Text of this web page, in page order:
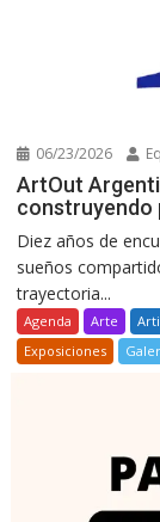
06/23/2026
ArtOut
construyendo
Diez años de
sueños
trayectoria...
Agenda Arte
Exposiciones